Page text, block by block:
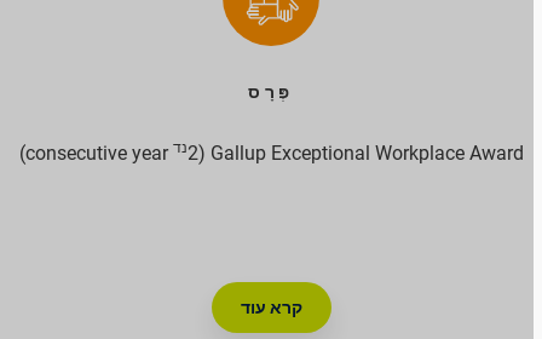
פְּרָס
Gallup Exceptional Workplace Award (2 נדconsecutive year)
קרא עוד